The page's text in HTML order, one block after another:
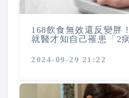
168飲食無效還反變胖
就醫才知自己罹患「2
2024-09-29 21:22